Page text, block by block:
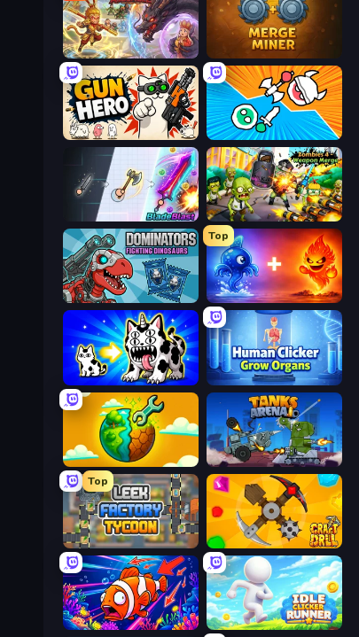
Heroes Assemble Merge Miner
Gun Hero: Cat Survival Merge Knights!
BladeBlast.io Zombies 4 Weapon Merge
Dominators: Fighting Dinosaurs
Top
Elemental Monsters: Merge
Strange Cats Human Clicker: Grow Organs
Land Explorers: Merge & Build Tanks Arena io: Craft & Combat
Top
Leek Factory Tycoon Craft Drill
Fish Catch Idle Idle Clicker Runner